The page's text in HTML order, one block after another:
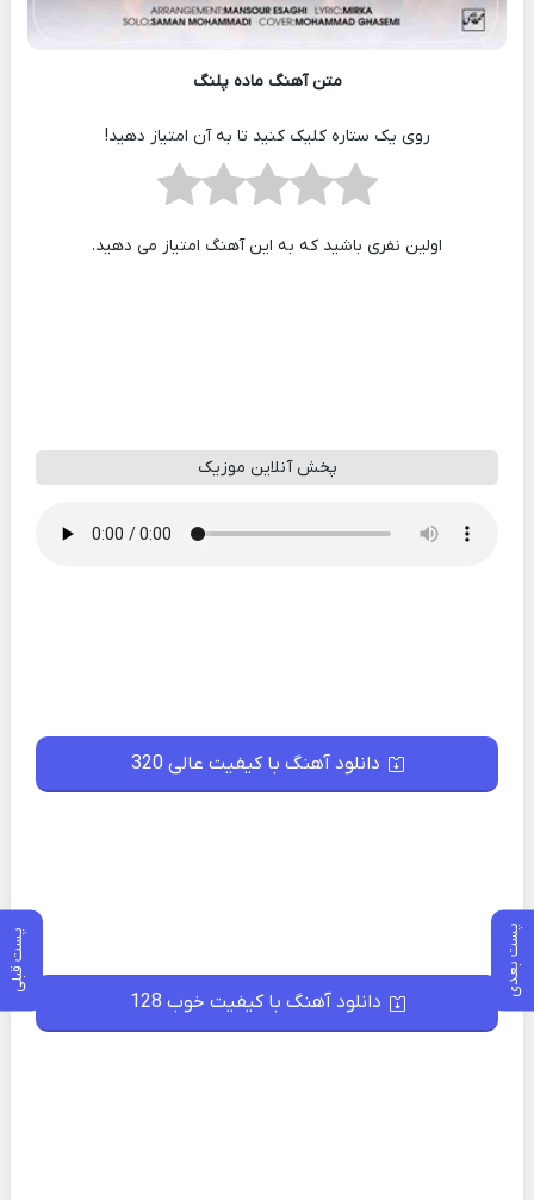
پست بعدی پست قبلی
متن آهنگ ماده پلنگ
روی یک ستاره کلیک کنید تا به آن امتیاز دهید!
اولین نفری باشید که به این آهنگ امتیاز می دهید.
پخش آنلاین موزیک
دانلود آهنگ با کیفیت عالی 320
دانلود آهنگ با کیفیت خوب 128